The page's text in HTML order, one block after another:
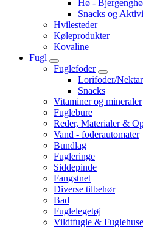
Hø - Bjergenghø
Snacks og
Hvilesteder
Køleprodukter
Kovaline
Fugl
Fuglefoder
Lorifoder/Nektar
Snacks
Vitaminer og mineraler
Fuglebure
Reder, Materialer &
Vand - foderautomater
Bundlag
Fugleringe
Siddepinde
Fangstnet
Diverse tilbehør
Bad
Fuglelegetøj
Vildtfugle & Fuglehuse